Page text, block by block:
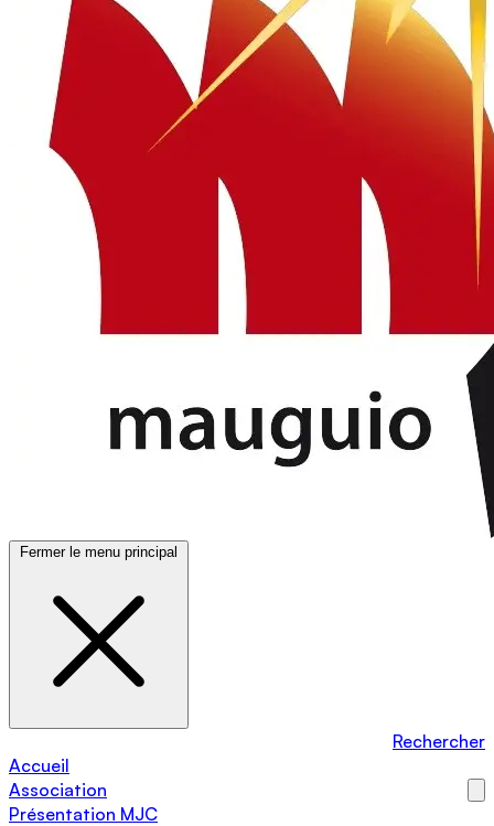
Fermer le menu principal
Rechercher
Accueil
Association
Présentation MJC